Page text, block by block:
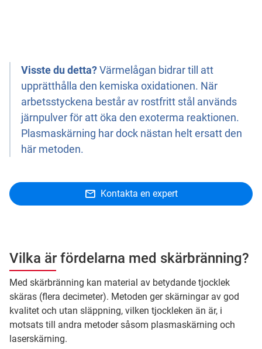
Visste du detta?Värmelågan bidrar till att
upprätthålla den kemiska oxidationen. När
arbetsstyckena består av rostfritt stål används
järnpulver för att öka den exoterma reaktionen.
Plasmaskärning har dock nästan helt ersatt den
här metoden.
Kontakta en expert
Vilka är fördelarna med skärbränning?
Med skärbränning kan material av betydande tjocklek
skäras (flera decimeter). Metoden ger skärningar av god
kvalitet och utan släppning, vilken tjockleken än är, i
motsats till andra metoder såsom plasmaskärning och
laserskärning.